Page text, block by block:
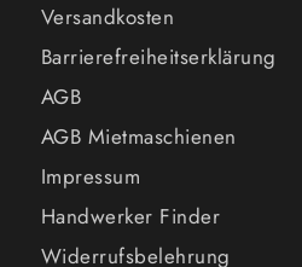
Versandkosten
Barrierefreiheitserklärung
AGB
AGB Mietmaschienen
Impressum
Handwerker Finder
Widerrufsbelehrung